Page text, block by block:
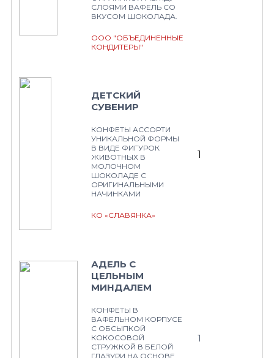
СЛОЯМИ ВАФЕЛЬ СО
ВКУСОМ ШОКОЛАДА.
ООО "ОБЪЕДИНЕННЫЕ
КОНДИТЕРЫ"
ДЕТСКИЙ
СУВЕНИР
КОНФЕТЫ АССОРТИ
УНИКАЛЬНОЙ ФОРМЫ
В ВИДЕ ФИГУРОК
ЖИВОТНЫХ В
МОЛОЧНОМ
ШОКОЛАДЕ С
ОРИГИНАЛЬНЫМИ
НАЧИНКАМИ
КО «СЛАВЯНКА»
1
АДЕЛЬ С
ЦЕЛЬНЫМ
МИНДАЛЕМ
КОНФЕТЫ В
ВАФЕЛЬНОМ КОРПУСЕ
С ОБСЫПКОЙ
КОКОСОВОЙ
СТРУЖКОЙ В БЕЛОЙ
ГЛАЗУРИ НА ОСНОВЕ
1